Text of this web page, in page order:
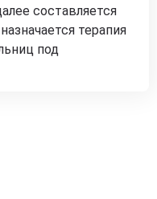
составляется
терапия
под